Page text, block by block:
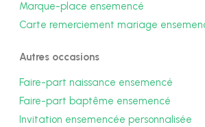
Marque-place ensemencé
Carte remerciement mariage
Autres occasions
Faire-part naissance ensemencé
Faire-part baptême ensemencé
Invitation ensemencée personnalisée